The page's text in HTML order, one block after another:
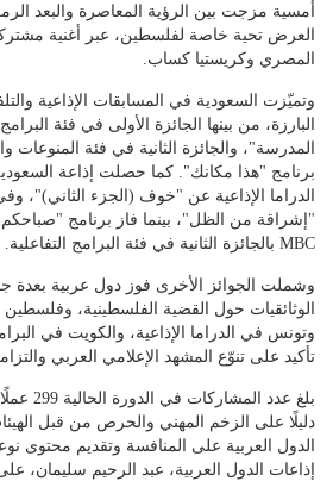
أمسية مزجت بين الرؤية المعاصرة والبعد
العرض تحية خاصة لفلسطين، عبر أغنية
المصري وكريستيا كساب.
وتميّزت السعودية في المسابقات الإذاعية
البارزة، من بينها الجائزة الأولى في فئة
المدرسة"، والجائزة الثانية في فئة المنوعات
برنامج "هذا مكانك". كما حصلت إذاعة
الدراما الإذاعية عن "خوف (الجزء الثاني)"،
"إشراقة من الظل"، بينما فاز برنامج
MBC بالجائزة الثانية في فئة البرامج التفاعلية.
وشملت الجوائز الأخرى فوز دول عربية بعدة
الوثائقيات حول القضية الفلسطينية، وفلسطين
وتونس في الدراما الإذاعية، والكويت في
تأكيد على تنوّع المشهد الإعلامي العربي
بلغ عدد
دليلًا على الزخم المهني والحرص من قبل
الدول العربية على المنافسة وتقديم محتوى
إذاعات الدول العربية، عبد الرحيم سليمان،